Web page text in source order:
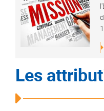
Les